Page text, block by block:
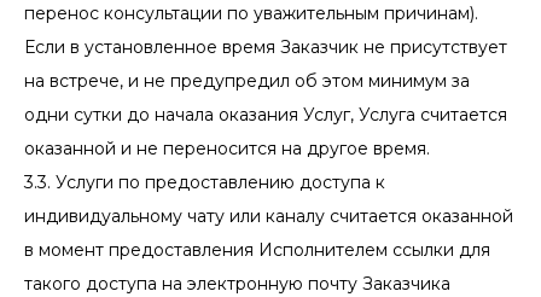
перенос консультации по уважительным причинам).
Если в установленное время Заказчик не присутствует
на встрече, и не предупредил об этом минимум за
одни сутки до начала оказания Услуг, Услуга считается
оказанной и не переносится на другое время.
3.3. Услуги по предоставлению доступа к
индивидуальному чату или каналу считается оказанной
в момент предоставления Исполнителем ссылки для
такого доступа на электронную почту Заказчика